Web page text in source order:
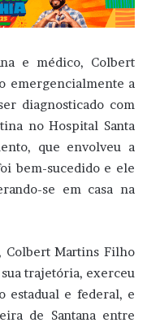
e médico, Colbert
emergencialmente a
diagnosticado com
no Hospital Santa
que envolveu a
bem-sucedido e ele
se em casa na
Colbert Martins Filho
trajetória, exerceu
estadual e federal, e
de Santana entre